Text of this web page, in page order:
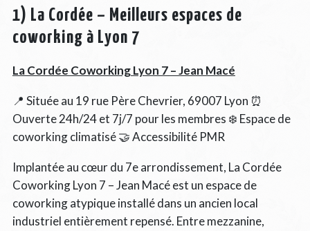
1) La Cordée – Meilleurs espaces de
coworking à Lyon 7
La Cordée Coworking Lyon 7 – Jean Macé
📍 Située au 19 rue Père Chevrier, 69007 Lyon ⏰
Ouverte 24h/24 et 7j/7 pour les membres ❄️ Espace de
coworking climatisé 🤝 Accessibilité PMR
Implantée au cœur du 7e arrondissement, La Cordée
Coworking Lyon 7 – Jean Macé est un espace de
coworking atypique installé dans un ancien local
industriel entièrement repensé. Entre mezzanine,